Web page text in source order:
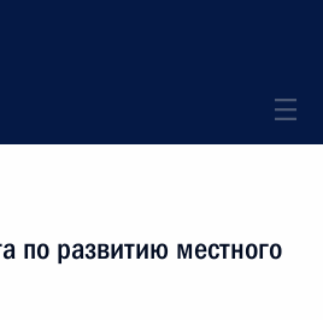
по развитию местного